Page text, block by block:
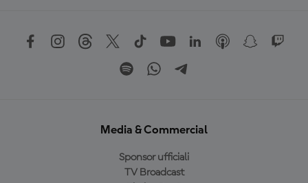
Media & Commercial
Sponsor ufficiali
TV Broadcast